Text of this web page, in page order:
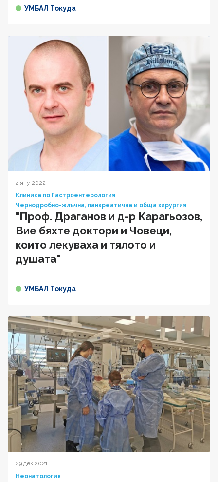
УМБАЛ Токуда
4 яну 2022
Клиника по Гастроентерология
Чернодробно-жлъчна, панкреатична и обща хирургия
"Проф. Драганов и д-р Карагьозов,
Вие бяхте доктори и Човеци,
които лекуваха и тялото и
душата"
УМБАЛ Токуда
29 дек 2021
Неонатология